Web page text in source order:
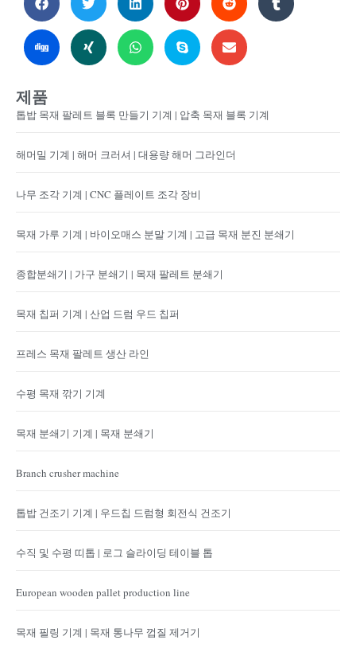
제품
톱밥 목재 팔레트 블록 만들기 기계 | 압축 목재 블록 기계
해머밀 기계 | 해머 크러셔 | 대용량 해머 그라인더
나무 조각 기계 | CNC 플레이트 조각 장비
목재 가루 기계 | 바이오매스 분말 기계 | 고급 목재 분진 분쇄기
종합분쇄기 | 가구 분쇄기 | 목재 팔레트 분쇄기
목재 칩퍼 기계 | 산업 드럼 우드 칩퍼
프레스 목재 팔레트 생산 라인
수평 목재 깎기 기계
목재 분쇄기 기계 | 목재 분쇄기
Branch crusher machine
톱밥 건조기 기계 | 우드칩 드럼형 회전식 건조기
수직 및 수평 띠톱 | 로그 슬라이딩 테이블 톱
European wooden pallet production line
목재 필링 기계 | 목재 통나무 껍질 제거기